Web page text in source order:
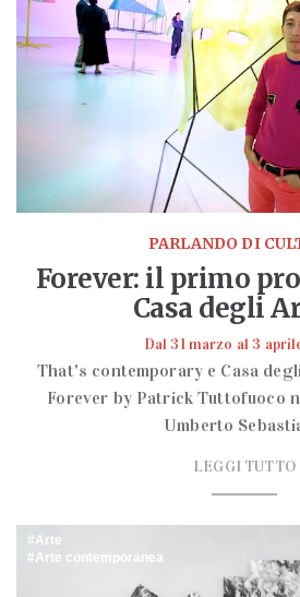
PARLANDO DI
Forever: il primo
Casa degli
Dal 31 marzo al 3
That's contemporary e Casa
Forever by Patrick Tuttofuoco
Umberto
LEGGI TUTTO
Arte
Arte contemporanea